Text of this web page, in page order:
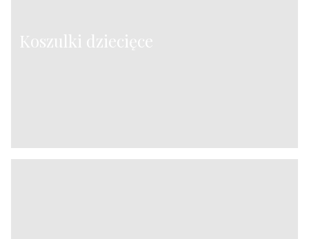
Koszulki dziecięce